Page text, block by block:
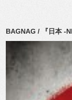
BAGNAG / 『日本 -